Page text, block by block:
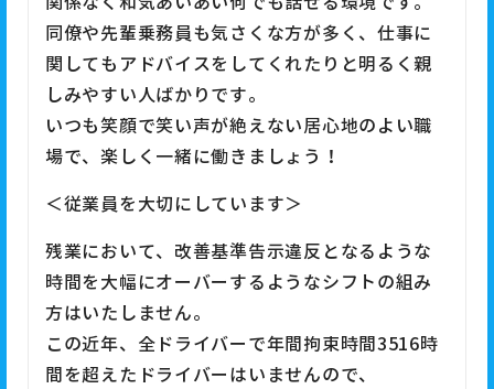
同僚や先輩乗務員も気さくな方が多く、仕事に
関してもアドバイスをしてくれたりと明るく親
しみやすい人ばかりです。
いつも笑顔で笑い声が絶えない居心地のよい職
場で、楽しく一緒に働きましょう！
＜従業員を大切にしています＞
残業において、改善基準告示違反となるような
時間を大幅にオーバーするようなシフトの組み
方はいたしません。
この近年、全ドライバーで年間拘束時間3516時
間を超えたドライバーはいませんので、